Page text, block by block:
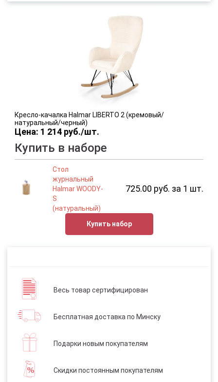
Кресло-качалка Halmar LIBERTO 2 (кремовый/
натуральный/черный)
Цена: 1 214 руб./шт.
Купить в наборе
Стол
журнальный
Halmar WOODY-
S
(натуральный)
725.00 руб. за 1 шт.
Купить набор
Весь товар сертифицирован
Бесплатная доставка по Минску
Подарки новым покупателям
Скидки постоянным покупателям